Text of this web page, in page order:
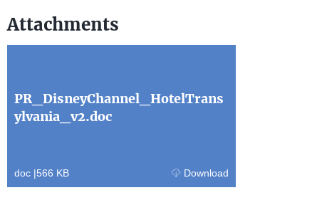
Attachments
PR_DisneyChannel_HotelTrans
ylvania_v2.doc
doc |566 KB Download